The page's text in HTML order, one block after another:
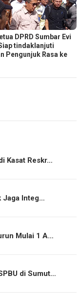
DPRD Sumbar Evi
tindaklanjuti
Pengunjuk Rasa ke
Kasat Reskr…
Jaga Integ…
Mulai 1 A…
di Sumut…